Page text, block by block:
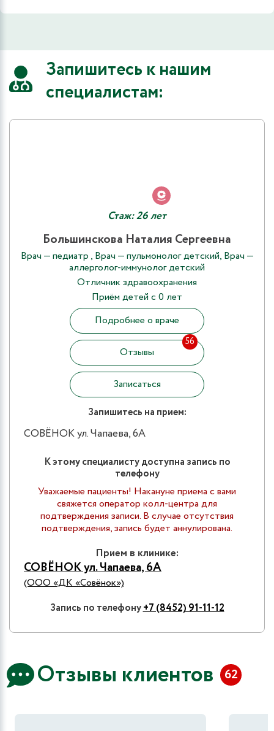
Запишитесь к нашим
специалистам:
Стаж: 26 лет
Большинскова Наталия Сергеевна
Врач — педиатр , Врач — пульмонолог детский, Врач —
аллерголог-иммунолог детский
Отличник здравоохранения
Приём детей с 0 лет
Подробнее о враче
Отзывы
56
Записаться
Запишитесь на прием:
СОВЁНОК ул. Чапаева, 6А
К этому специалисту доступна запись по
телефону
Уважаемые пациенты! Накануне приема с вами
свяжется оператор колл-центра для
подтверждения записи. В случае отсутствия
подтверждения, запись будет аннулирована.
Прием в клинике:
СОВЁНОК ул. Чапаева, 6А
(ООО «ДК «Совёнок»)
Запись по телефону+7 (8452) 91-11-12
Отзывы клиентов 62